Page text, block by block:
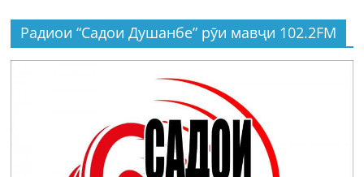
Радиои “Садои Душанбе” рӯи мавҷи 102.2FM